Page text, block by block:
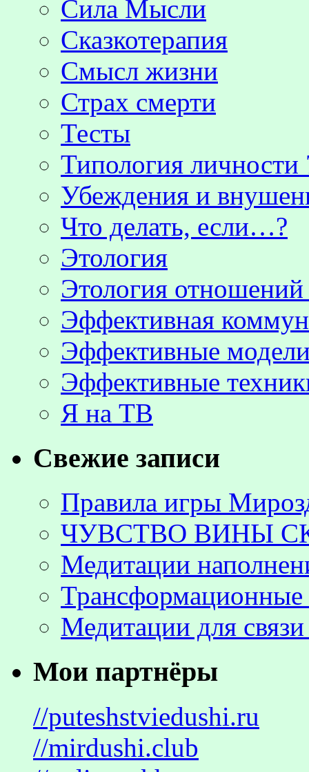
Сила Мысли
Сказкотерапия
Смысл жизни
Страх смерти
Тесты
Типология личности
Убеждения и
Что делать, если…?
Этология
Этология
Эффективная
Эффективные
Эффективные
Я на ТВ
Свежие записи
Правила игры
ЧУВСТВО ВИНЫ
Медитации
Трансформационные
Медитации для
Мои партнёры
//puteshstviedushi.ru
//mirdushi.club